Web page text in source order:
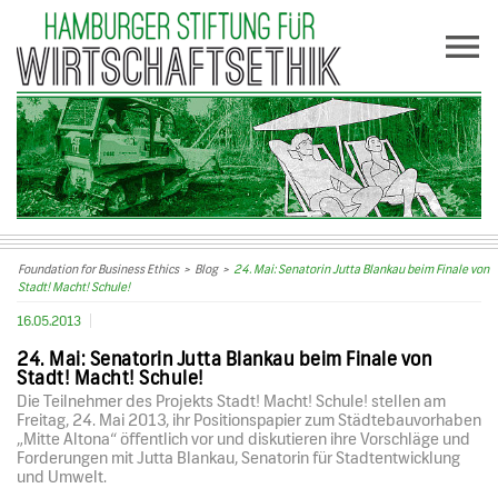
Foundation for Business Ethics> Blog> 24. Mai: Senatorin Jutta Blankau beim Finale von
Stadt! Macht! Schule!
16.05.2013
24. Mai: Senatorin Jutta Blankau beim Finale von
Stadt! Macht! Schule!
Die Teilnehmer des Projekts Stadt! Macht! Schule! stellen am
Freitag, 24. Mai 2013, ihr Positionspapier zum Städtebauvorhaben
„Mitte Altona“ öffentlich vor und diskutieren ihre Vorschläge und
Forderungen mit Jutta Blankau, Senatorin für Stadtentwicklung
und Umwelt.